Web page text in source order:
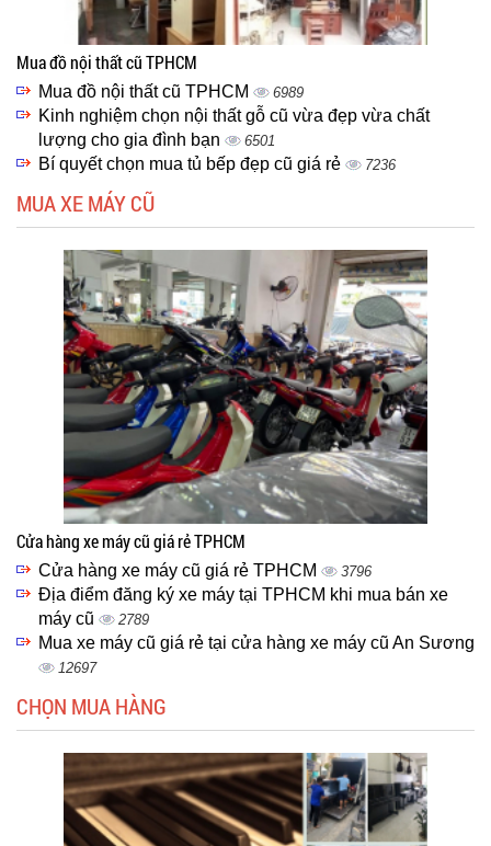
Mua đồ nội thất cũ TPHCM
Mua đồ nội thất cũ TPHCM 6989
Kinh nghiệm chọn nội thất gỗ cũ vừa đẹp vừa chất
lượng cho gia đình bạn
6501
Bí quyết chọn mua tủ bếp đẹp cũ giá rẻ 7236
MUA XE MÁY CŨ
Cửa hàng xe máy cũ giá rẻ TPHCM
Cửa hàng xe máy cũ giá rẻ TPHCM 3796
Địa điểm đăng ký xe máy tại TPHCM khi mua bán xe
máy cũ
2789
Mua xe máy cũ giá rẻ tại cửa hàng xe máy cũ An Sương
12697
CHỌN MUA HÀNG